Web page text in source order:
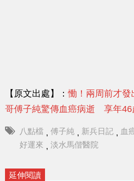
【原文出處】：慟！兩周前才
哥傅子純驚傳血癌病逝 享年46
八點檔 , 傅子純 , 新兵日記 , 血
好運來
淡水馬偕醫院
延伸閱讀